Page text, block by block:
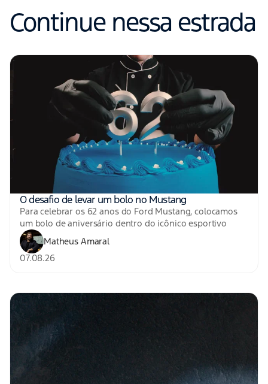
Continue nessa estrada
O desafio de levar um bolo no Mustang
Para celebrar os 62 anos do Ford Mustang, colocamos
um bolo de aniversário dentro do icônico esportivo
Matheus Amaral
07.08.26